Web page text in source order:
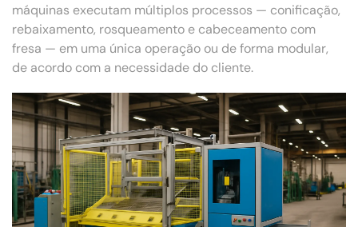
máquinas executam múltiplos processos — conificação,
rebaixamento, rosqueamento e cabeceamento com
fresa — em uma única operação ou de forma modular,
de acordo com a necessidade do cliente.